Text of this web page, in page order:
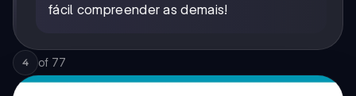
fácil compreender as demais!
4 of 77